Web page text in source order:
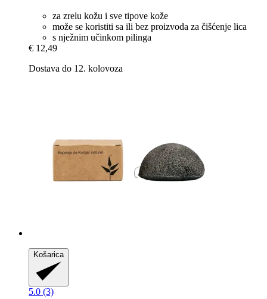
za zrelu kožu i sve tipove kože
može se koristiti sa ili bez proizvoda za čišćenje lica
s nježnim učinkom pilinga
€ 12,49
Dostava do 12. kolovoza
Košarica
5.0 (3)